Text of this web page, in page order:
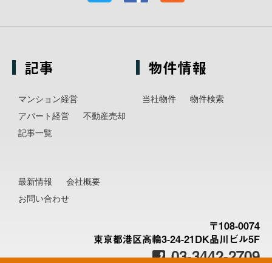
記事
マンション経営
アパート経営
不動産売却
記事一覧
物件情報
当社物件 物件検索
最新情報
会社概要
お問い合わせ
〒108-0074
東京都港区高輪3-24-21DK品川ビル5F
03-3442-2709